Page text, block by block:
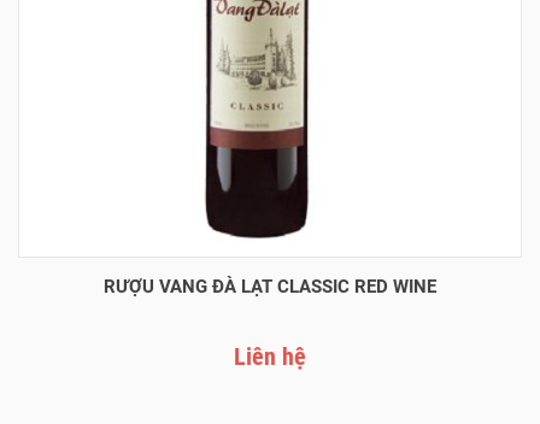
RƯỢU VANG ĐÀ LẠT CLASSIC RED WINE
Liên hệ